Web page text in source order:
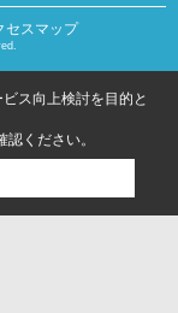
セスマップ
ス向上検討を目的と
認ください。